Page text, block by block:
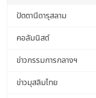
ปัตตานีดารุสลาม
คอลัมนิสต์
ข่าวกรรมการกลางฯ
ข่าวมุสลิมไทย